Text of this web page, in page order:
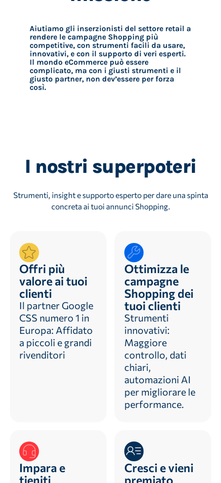
Aiutiamo gli inserzionisti del settore retail a
rendere le campagne Shopping più
competitive, con strumenti facili da usare,
innovativi, e con il supporto di veri esperti.
Il mondo eCommerce può essere
complicato, ma con i giusti strumenti e il
giusto partner, non dev’essere per forza
così.
I nostri superpoteri
Strumenti, insight e supporto esperto per dare una spinta
concreta ai tuoi annunci Shopping.
Offri più
valore ai tuoi
clienti
Il partner Google
CSS numero 1 in
Europa: Affidato
a piccoli e grandi
rivenditori
Ottimizza le
campagne
Shopping dei
tuoi clienti
Strumenti
innovativi:
Maggiore
controllo, dati
chiari,
automazioni AI
per migliorare le
performance.
Impara e
tieniti
Cresci e vieni
premiato